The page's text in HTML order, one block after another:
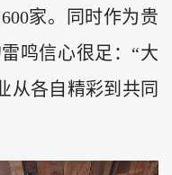
家。同时作为贵
鸣信心很足：“大
从各自精彩到共同